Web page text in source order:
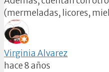
(mermeladas, licores,
Virginia Alvarez
hace 8 años